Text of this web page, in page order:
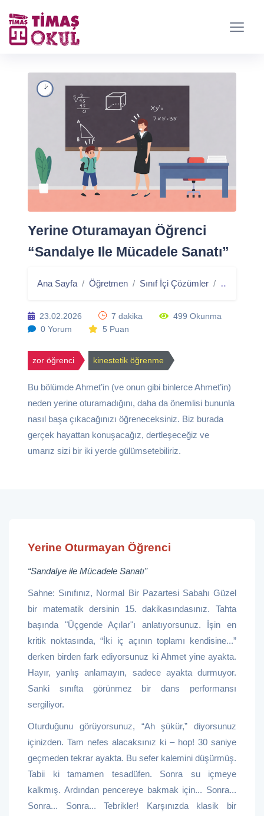
Yerine Oturamayan Öğrenci
“Sandalye Ile Mücadele Sanatı”
Ana Sayfa Öğretmen Sınıf İçi Çözümler Yerine
23.02.2026 7 dakika
499 Okunma
0 Yorum
5 Puan
zor öğrenci kinestetik öğrenme
Bu bölümde Ahmet’in (ve onun gibi binlerce Ahmet’in)
neden yerine oturamadığını, daha da önemlisi bununla
nasıl başa çıkacağınızı öğreneceksiniz. Biz burada
gerçek hayattan konuşacağız, dertleşeceğiz ve
umarız sizi bir iki yerde gülümsetebiliriz.
Yerine Oturmayan Öğrenci
“Sandalye ile Mücadele Sanatı”
Sahne: Sınıfınız, Normal Bir Pazartesi Sabahı Güzel
bir matematik dersinin 15. dakikasındasınız. Tahta
başında "Üçgende Açılar"ı anlatıyorsunuz. İşin en
kritik noktasında, “İki iç açının toplamı kendisine...”
derken birden fark ediyorsunuz ki Ahmet yine ayakta.
Hayır, yanlış anlamayın, sadece ayakta durmuyor.
Sanki sınıfta görünmez bir dans performansı
sergiliyor.
Oturduğunu görüyorsunuz, “Ah şükür,” diyorsunuz
içinizden. Tam nefes alacaksınız ki – hop! 30 saniye
geçmeden tekrar ayakta. Bu sefer kalemini düşürmüş.
Tabii ki tamamen tesadüfen. Sonra su içmeye
kalkmış. Ardından pencereye bakmak için... Sonra...
Sonra... Sonra... Tebrikler! Karşınızda klasik bir